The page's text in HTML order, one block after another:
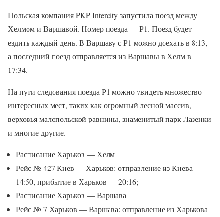
Польская компания PKP Intercity запустила поезд между
Хелмом и Варшавой. Номер поезда — Р1. Поезд будет
ездить каждый день. В Варшаву с Р1 можно доехать в 8:13,
а последний поезд отправляется из Варшавы в Хелм в
17:34.
На пути следования поезда Р1 можно увидеть множество
интересных мест, таких как огромный лесной массив,
верховья малопольской равнины, знаменитый парк Лазенки
и многие другие.
Расписание Харьков — Хелм
Рейс № 427 Киев — Харьков: отправление из Киева —
14:50, прибытие в Харьков — 20:16;
Расписание Харьков — Варшава
Рейс № 7 Харьков — Варшава: отправление из Харькова